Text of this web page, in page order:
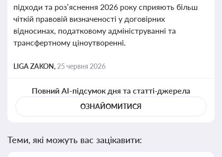
підходи та роз’яснення 2026 року сприяють більш
чіткій правовій визначеності у договірних
відносинах, податковому адмініструванні та
трансфертному ціноутворенні.
LIGA ZAKON, 25 червня 2026
Повний AI-підсумок дня та статті-джерела
ОЗНАЙОМИТИСЯ
Теми, які можуть вас зацікавити: